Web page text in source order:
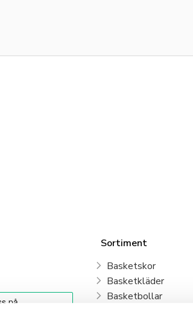
Sortiment
Basketskor
Basketkläder
Basketbollar